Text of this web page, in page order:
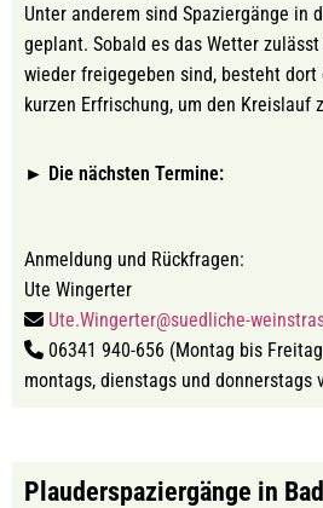
Unter anderem sind Spaziergänge in
geplant. Sobald es das Wetter
wieder freigegeben sind, besteht
kurzen Erfrischung, um den Kreislauf
► Die nächsten Termine:
Anmeldung und Rückfragen:
Ute Wingerter
Ute.Wingerter@suedliche-
06341 940-656 (Montag bis
montags, dienstags und donnerstags
Plauderspaziergänge in